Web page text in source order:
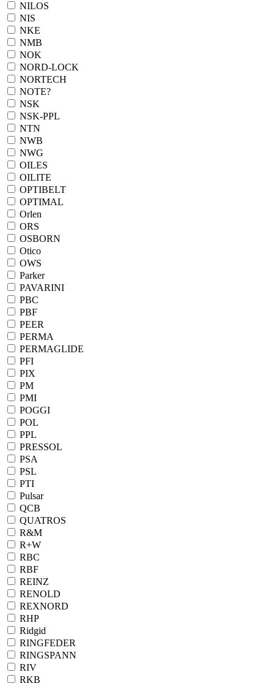
NILOS
NIS
NKE
NMB
NOK
NORD-LOCK
NORTECH
NOTE?
NSK
NSK-PPL
NTN
NWB
NWG
OILES
OILITE
OPTIBELT
OPTIMAL
Orlen
ORS
OSBORN
Otico
OWS
Parker
PAVARINI
PBC
PBF
PEER
PERMA
PERMAGLIDE
PFI
PIX
PM
PMI
POGGI
POL
PPL
PRESSOL
PSA
PSL
PTI
Pulsar
QCB
QUATROS
R&M
R+W
RBC
RBF
REINZ
RENOLD
REXNORD
RHP
Ridgid
RINGFEDER
RINGSPANN
RIV
RKB